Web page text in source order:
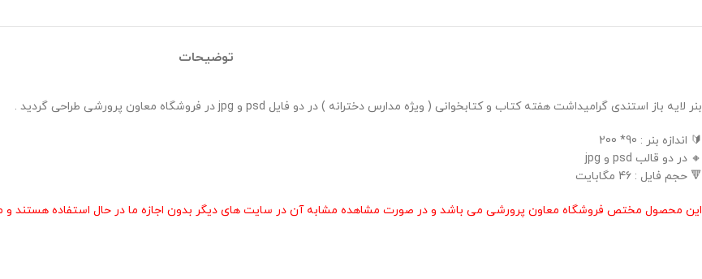
توضیحات
بنر لایه باز استندی گرامیداشت هفته کتاب و کتابخوانی ( ویژه مدارس دخترانه ) در دو فایل psd و jpg در فروشگاه معاون پرورشی طراحی گردید .
🔰 اندازه بنر : 90* 200
🔸 در دو قالب psd و jpg
🔻 حجم فایل : 46 مگابایت
این محصول مختص فروشگاه معاون پرورشی می باشد و در صورت مشاهده مشابه آن در سایت های دیگر بدون اجازه ما در حال استفاده هستند و